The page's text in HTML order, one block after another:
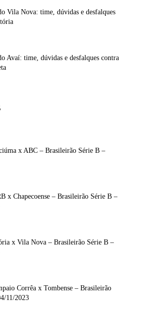
Vila Nova: time, dúvidas e desfalques
Avaí: time, dúvidas e desfalques contra
x ABC – Brasileirão Série B –
x Chapecoense – Brasileirão Série B –
x Vila Nova – Brasileirão Série B –
Corrêa x Tombense – Brasileirão
11/2023